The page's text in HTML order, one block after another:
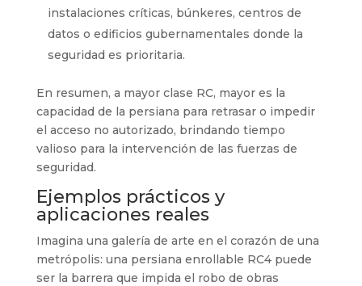
instalaciones críticas, búnkeres, centros de
datos o edificios gubernamentales donde la
seguridad es prioritaria.
En resumen, a mayor clase RC, mayor es la
capacidad de la persiana para retrasar o impedir
el acceso no autorizado, brindando tiempo
valioso para la intervención de las fuerzas de
seguridad.
Ejemplos prácticos y
aplicaciones reales
Imagina una galería de arte en el corazón de una
metrópolis: una persiana enrollable RC4 puede
ser la barrera que impida el robo de obras